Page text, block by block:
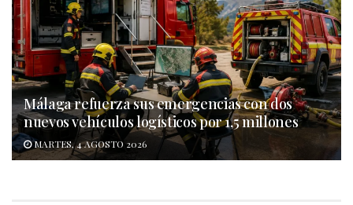
Málaga refuerza sus emergencias con dos
nuevos vehículos logísticos por 1,5 millones
MARTES, 4 AGOSTO 2026